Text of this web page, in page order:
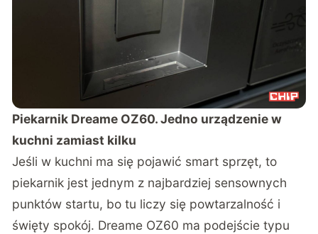
Piekarnik Dreame OZ60. Jedno urządzenie w
kuchni zamiast kilku
Jeśli w kuchni ma się pojawić smart sprzęt, to
piekarnik jest jednym z najbardziej sensownych
punktów startu, bo tu liczy się powtarzalność i
święty spokój. Dreame OZ60 ma podejście typu